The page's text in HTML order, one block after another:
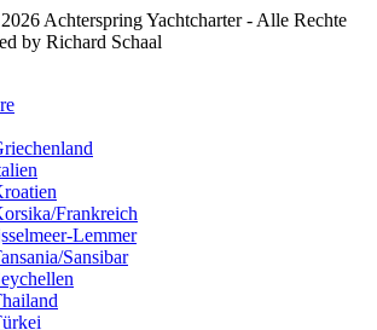
2026 Achterspring Yachtcharter - Alle Rechte
by Richard Schaal
Frankreich
Lemmer
Sansibar